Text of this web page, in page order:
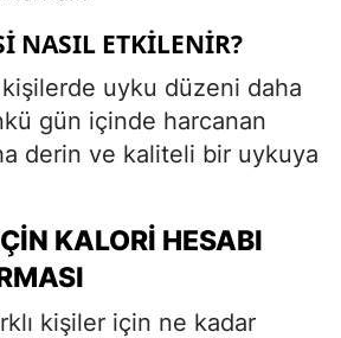
NASIL ETKILENIR?
uyku düzeni daha
gün içinde harcanan
derin ve kaliteli bir uykuya
KALORI HESABI
kişiler için ne kadar